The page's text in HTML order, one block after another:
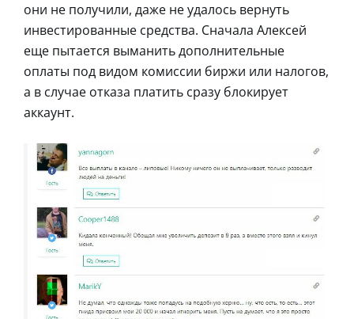
они не получили, даже не удалось вернуть
инвестированные средства. Сначала Алексей
еще пытается выманить дополнительные
оплаты под видом комиссии биржи или налогов,
а в случае отказа платить сразу блокирует
аккаунт.